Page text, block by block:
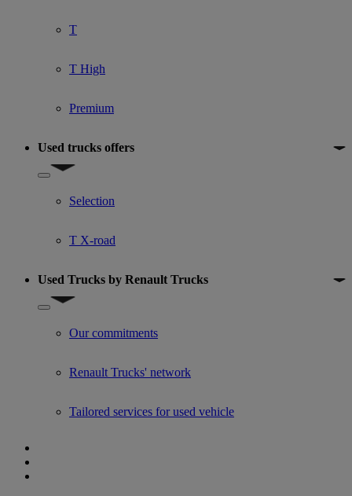
T
T High
Premium
Used trucks offers
Show submenu for Used trucks offers
Selection
T X-road
Used Trucks by Renault Trucks
Show submenu for Used Trucks by Renault Trucks
Our commitments
Renault Trucks' network
Tailored services for used vehicle